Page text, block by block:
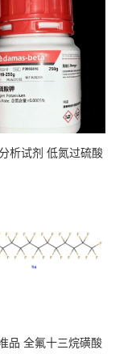
析试剂 低氮过硫酸
品 全氟十三烷磺酸